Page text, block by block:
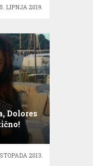
LIPNJA 2019.
Dolores
2013.